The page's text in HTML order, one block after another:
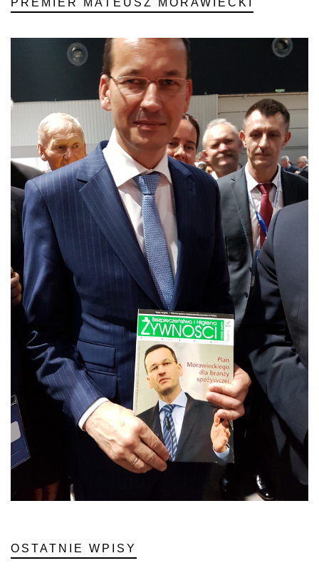
PREMIER MATEUSZ MORAWIECKI
OSTATNIE WPISY